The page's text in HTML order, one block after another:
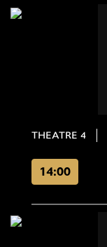
THEATRE 4
14:00